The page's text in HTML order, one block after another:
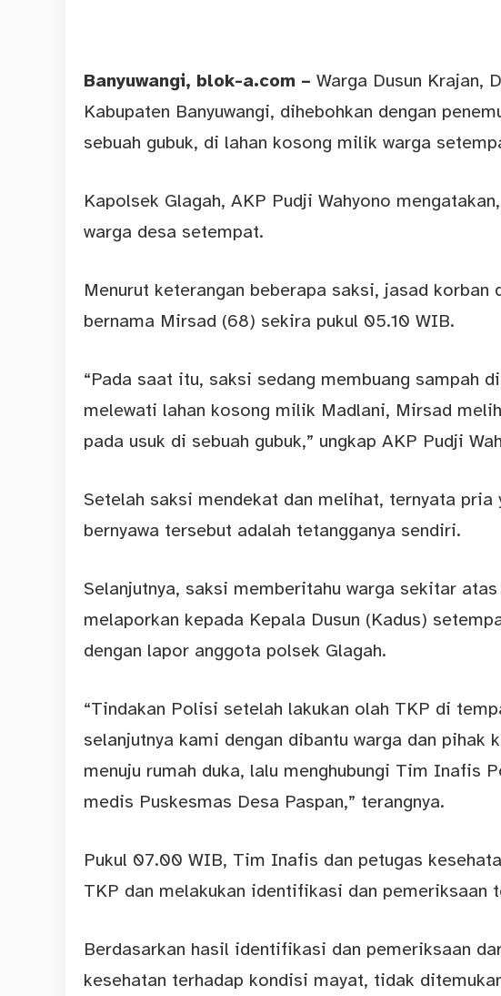
Banyuwangi, blok-a.com – Warga Dusun Krajan,
Kabupaten Banyuwangi, dihebohkan dengan
sebuah gubuk, di lahan kosong milik warga
Kapolsek Glagah, AKP Pudji Wahyono
warga desa setempat.
Menurut keterangan beberapa saksi, jasad korban
bernama Mirsad (68) sekira pukul 05.10 WIB.
“Pada saat itu, saksi sedang membuang sampah
melewati lahan kosong milik Madlani, Mirsad
pada usuk di sebuah gubuk,” ungkap AKP Pudji
Setelah saksi mendekat dan melihat, ternyata
bernyawa tersebut adalah tetangganya sendiri.
Selanjutnya, saksi memberitahu warga sekitar
melaporkan kepada Kepala Dusun (Kadus)
dengan lapor anggota polsek Glagah.
“Tindakan Polisi setelah lakukan olah TKP di
selanjutnya kami dengan dibantu warga dan pihak
menuju rumah duka, lalu menghubungi Tim Inafis
medis Puskesmas Desa Paspan,” terangnya.
Pukul 07.00 WIB, Tim Inafis dan petugas
TKP dan melakukan identifikasi dan pemeriksaan
Berdasarkan hasil identifikasi dan pemeriksaan
kesehatan terhadap kondisi mayat, tidak